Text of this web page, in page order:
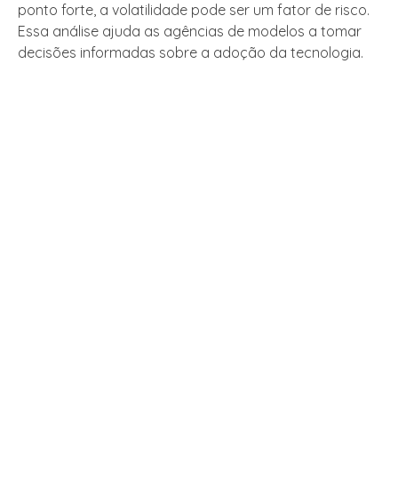
ponto forte, a volatilidade pode ser um fator de risco.
Essa análise ajuda as agências de modelos a tomar
decisões informadas sobre a adoção da tecnologia.